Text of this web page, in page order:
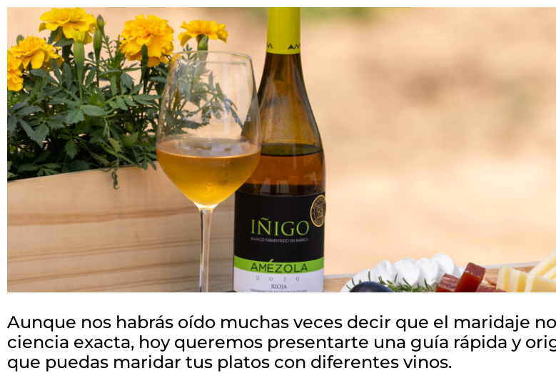
Aunque nos habrás oído muchas veces decir que el maridaje
ciencia exacta, hoy queremos presentarte una guía rápida y
que puedas maridar tus platos con diferentes vinos.